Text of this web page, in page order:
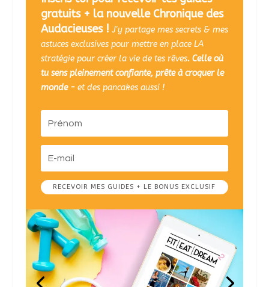
gratuits + la nouvelle Chronique des
Audacieuses !J'y partage mes secrets & mes
astuces exclusives pour mettre en place LA
stratégie pour créer la vie de tes rêves. Celle où
tu sens pleinement confiante, prête à croquer le
monde -et des pancakes aussi !
RECEVOIR MES GUIDES + LE BONUS EXCLUSIF